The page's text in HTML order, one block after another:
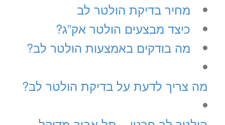
מחיר בדיקת הולטר לב
כיצד מבצעים הולטר אק”ג?
מה בודקים באמצעות הולטר לב?
מה צריך לדעת על בדיקת הולטר לב?